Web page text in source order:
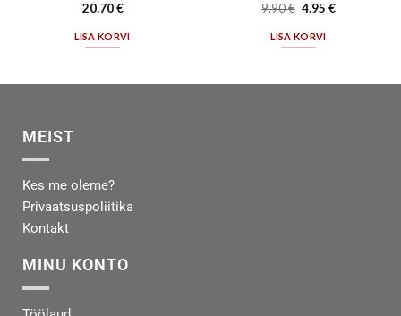
20.70€
LISA KORVI
9.90€ 4.95€
LISA KORVI
MEIST
Kes me oleme?
Privaatsuspoliitika
Kontakt
MINU KONTO